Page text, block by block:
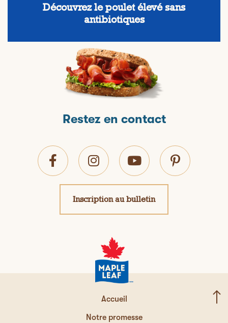
Découvrez le poulet élevé sans
antibiotiques
Restez en contact
Inscription au bulletin
Accueil
Notre promesse